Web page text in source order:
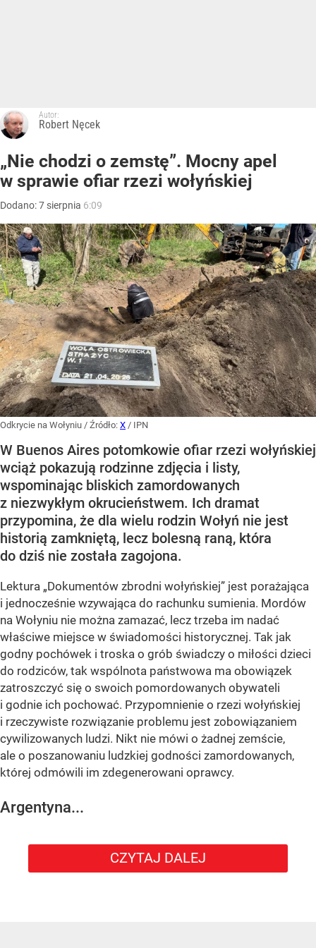
Autor:
Robert Nęcek
„Nie chodzi o zemstę”. Mocny apel
w sprawie ofiar rzezi wołyńskiej
Dodano:7 sierpnia 6:09
Odkrycie na Wołyniu / Źródło: X / IPN
W Buenos Aires potomkowie ofiar rzezi wołyńskiej
wciąż pokazują rodzinne zdjęcia i listy,
wspominając bliskich zamordowanych
z niezwykłym okrucieństwem. Ich dramat
przypomina, że dla wielu rodzin Wołyń nie jest
historią zamkniętą, lecz bolesną raną, która
do dziś nie została zagojona.
Lektura „Dokumentów zbrodni wołyńskiej” jest porażająca
i jednocześnie wzywająca do rachunku sumienia. Mordów
na Wołyniu nie można zamazać, lecz trzeba im nadać
właściwe miejsce w świadomości historycznej. Tak jak
godny pochówek i troska o grób świadczy o miłości dzieci
do rodziców, tak wspólnota państwowa ma obowiązek
zatroszczyć się o swoich pomordowanych obywateli
i godnie ich pochować. Przypomnienie o rzezi wołyńskiej
i rzeczywiste rozwiązanie problemu jest zobowiązaniem
cywilizowanych ludzi. Nikt nie mówi o żadnej zemście,
ale o poszanowaniu ludzkiej godności zamordowanych,
której odmówili im zdegenerowani oprawcy.
Argentyna...
CZYTAJ DALEJ